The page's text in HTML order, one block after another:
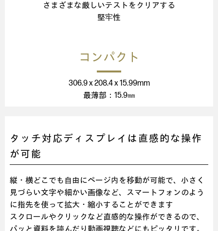
さまざまな厳しいテストをクリアする
堅牢性
コンパクト
306.9 x 208.4 x 15.99mm
最薄部：15.9㎜
タッチ対応ディスプレイは直感的な操作
が可能
縦・横どこでも自由にページ内を移動が可能で、小さく
見づらい文字や細かい画像など、スマートフォンのよう
に指先を使って拡大・縮小することができます
スクロールやクリックなど直感的な操作ができるので、